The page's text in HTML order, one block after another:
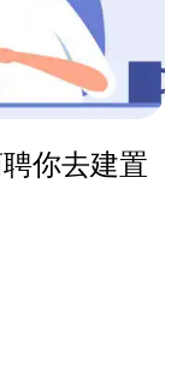
你去建置